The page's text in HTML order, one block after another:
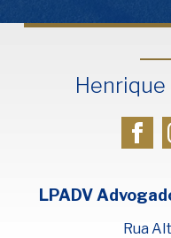
LPADV
Rua